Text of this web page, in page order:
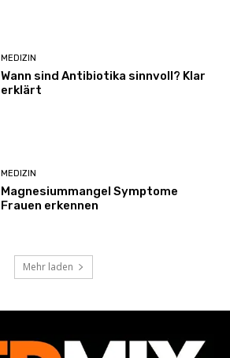
MEDIZIN
Wann sind Antibiotika sinnvoll? Klar
erklärt
MEDIZIN
Magnesiummangel Symptome
Frauen erkennen
Mehr laden